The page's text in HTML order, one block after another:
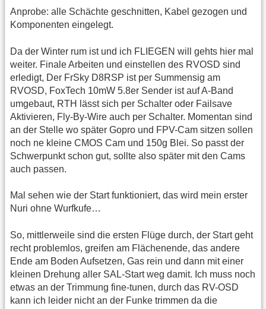
Anprobe: alle Schächte geschnitten, Kabel gezogen und
Komponenten eingelegt.
Da der Winter rum ist und ich FLIEGEN will gehts hier mal
weiter. Finale Arbeiten und einstellen des RVOSD sind
erledigt, Der FrSky D8RSP ist per Summensig am
RVOSD, FoxTech 10mW 5.8er Sender ist auf A-Band
umgebaut, RTH lässt sich per Schalter oder Failsave
Aktivieren, Fly-By-Wire auch per Schalter. Momentan sind
an der Stelle wo später Gopro und FPV-Cam sitzen sollen
noch ne kleine CMOS Cam und 150g Blei. So passt der
Schwerpunkt schon gut, sollte also später mit den Cams
auch passen.
Mal sehen wie der Start funktioniert, das wird mein erster
Nuri ohne Wurfkufe…
So, mittlerweile sind die ersten Flüge durch, der Start geht
recht problemlos, greifen am Flächenende, das andere
Ende am Boden Aufsetzen, Gas rein und dann mit einer
kleinen Drehung aller SAL-Start weg damit. Ich muss noch
etwas an der Trimmung fine-tunen, durch das RV-OSD
kann ich leider nicht an der Funke trimmen da die